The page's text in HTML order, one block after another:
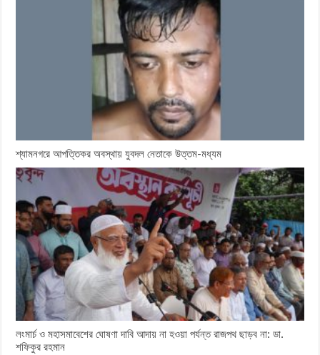
শ্যামনগরে আপত্তিকর অবস্থায় যুবদল নেতাকে উত্তম-মধ্যম
লংমার্চ ও মহাসমাবেশের ঘোষণা দাবি আদায় না হওয়া পর্যন্ত রাজপথ ছাড়ব না: ডা.
শফিকুর রহমান